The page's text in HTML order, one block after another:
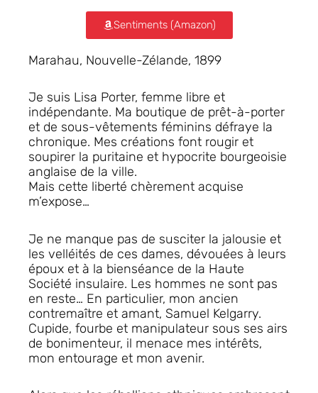
Sentiments (Amazon)
Marahau, Nouvelle-Zélande, 1899
Je suis Lisa Porter, femme libre et
indépendante. Ma boutique de prêt-à-porter
et de sous-vêtements féminins défraye la
chronique. Mes créations font rougir et
soupirer la puritaine et hypocrite bourgeoisie
anglaise de la ville.
Mais cette liberté chèrement acquise
m’expose…
Je ne manque pas de susciter la jalousie et
les velléités de ces dames, dévouées à leurs
époux et à la bienséance de la Haute
Société insulaire. Les hommes ne sont pas
en reste… En particulier, mon ancien
contremaître et amant, Samuel Kelgarry.
Cupide, fourbe et manipulateur sous ses airs
de bonimenteur, il menace mes intérêts,
mon entourage et mon avenir.